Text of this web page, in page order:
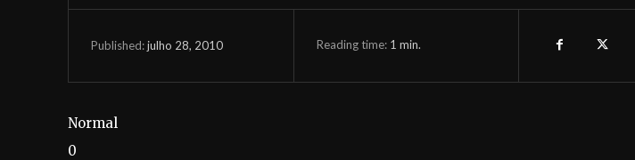
Published:julho 28, 2010 Reading time: 1 min.
Normal
0